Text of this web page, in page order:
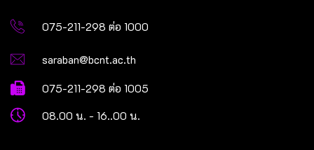
075-211-298 ต่อ 1000
saraban@bcnt.ac.th
075-211-298 ต่อ 1005
08.00 น. - 16..00 น.